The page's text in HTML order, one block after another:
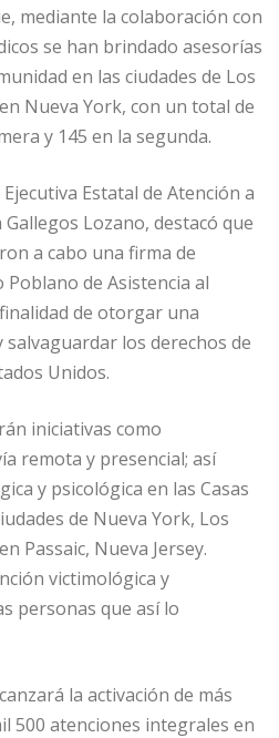
mediante la colaboración con
se han brindado asesorías
en las ciudades de Los
Nueva York, con un total de
y 145 en la segunda.
Estatal de Atención a
Gallegos Lozano, destacó que
a cabo una firma de
de Asistencia al
de otorgar una
los derechos de
Unidos.
iniciativas como
remota y presencial; así
y psicológica en las Casas
de Nueva York, Los
Passaic, Nueva Jersey.
victimológica y
personas que así lo
la activación de más
500 atenciones integrales en